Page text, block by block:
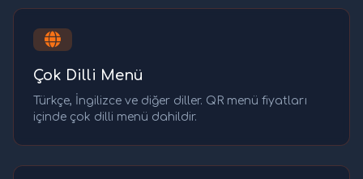
Çok Dilli Menü
Türkçe, İngilizce ve diğer diller. QR menü fiyatları
içinde çok dilli menü dahildir.